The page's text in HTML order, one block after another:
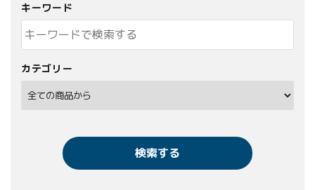
キーワード
カテゴリー
検索する